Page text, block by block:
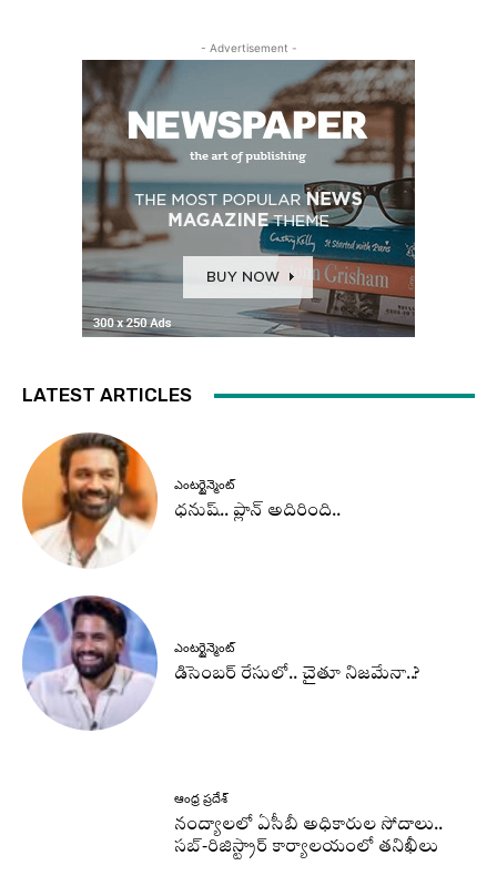
- Advertisement -
LATEST ARTICLES
ఎంటర్టైన్మెంట్
ధనుష్‌.. ప్లాన్ అదిరింది..
ఎంటర్టైన్మెంట్
డిసెంబర్ రేసులో.. చైతూ నిజమేనా..?
ఆంధ్ర ప్రదేశ్
నంద్యాలలో ఏసీబీ అధికారుల సోదాలు..
సబ్-రిజిస్ట్రార్ కార్యాలయంలో తనిఖీలు